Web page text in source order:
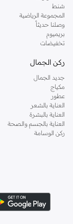
استمتع بالتوصيل السريع
شنط
المجموعة الرياضية
وصلنا حديثاً
بريميوم
تخفيضات
ركن الجمال
جديد الجمال
مكياج
عطور
العناية بالشعر
العناية بالبشرة
العناية بالجسم والصحة
ركن الوسامة